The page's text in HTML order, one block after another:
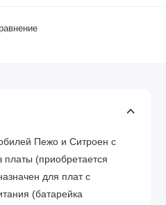
Пежо и Ситроен с
(приобретается
для плат с
(батарейка